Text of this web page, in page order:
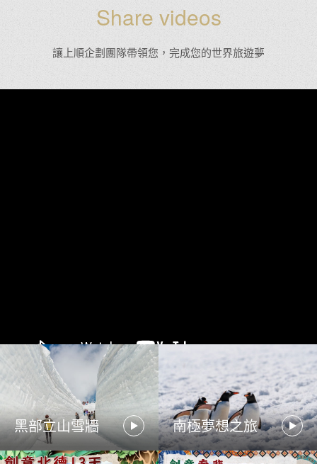
Share videos
讓上順企劃團隊帶領您，完成您的世界旅遊夢
黑部立山雪牆 南極夢想之旅